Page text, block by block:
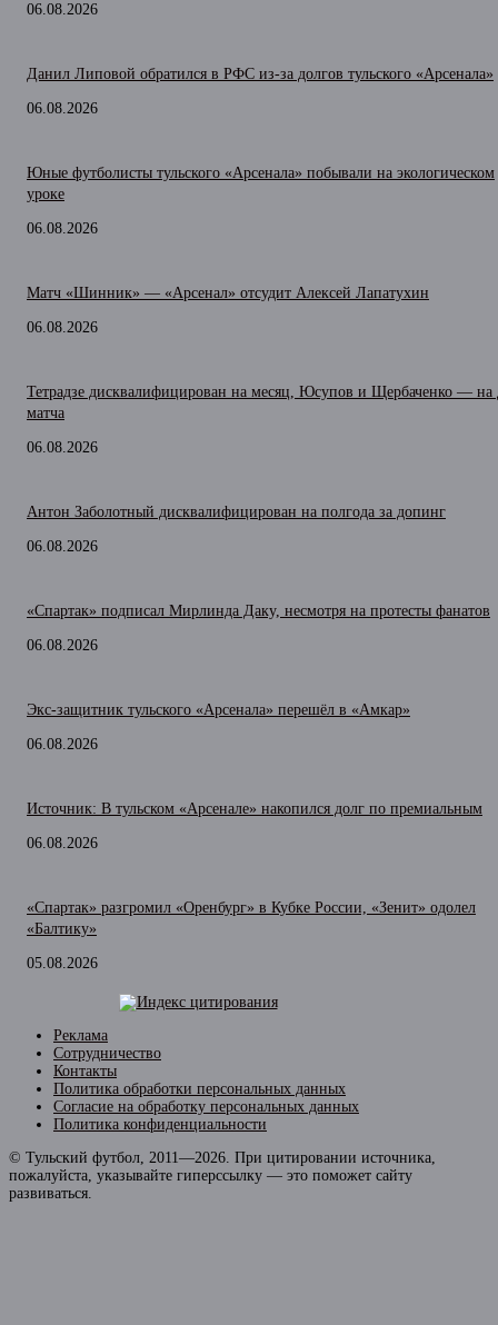
06.08.2026
Данил Липовой обратился в РФС из-за долгов тульского «Арсенала»
06.08.2026
Юные футболисты тульского «Арсенала» побывали на экологическом
уроке
06.08.2026
Матч «Шинник» — «Арсенал» отсудит Алексей Лапатухин
06.08.2026
Тетрадзе дисквалифицирован на месяц, Юсупов и Щербаченко — на
матча
06.08.2026
Антон Заболотный дисквалифицирован на полгода за допинг
06.08.2026
«Спартак» подписал Мирлинда Даку, несмотря на протесты фанатов
06.08.2026
Экс-защитник тульского «Арсенала» перешёл в «Амкар»
06.08.2026
Источник: В тульском «Арсенале» накопился долг по премиальным
06.08.2026
«Спартак» разгромил «Оренбург» в Кубке России, «Зенит» одолел
«Балтику»
05.08.2026
Реклама
Сотрудничество
Контакты
Политика обработки персональных данных
Согласие на обработку персональных данных
Политика конфиденциальности
© Тульский футбол, 2011—2026. При цитировании источника,
пожалуйста, указывайте гиперссылку — это поможет сайту
развиваться.